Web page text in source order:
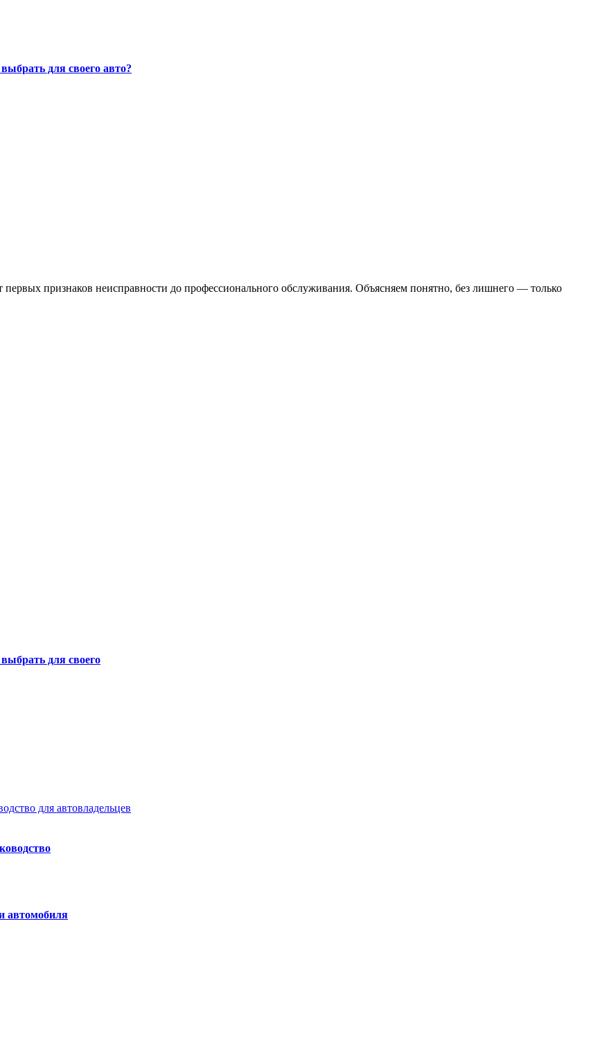
для своего авто?
признаков неисправности до профессионального обслуживания. Объясняем понятно, без лишнего — только
для своего
автомобиля